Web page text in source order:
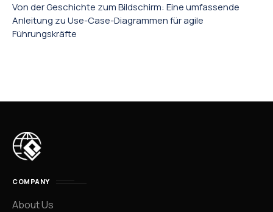
Von der Geschichte zum Bildschirm: Eine umfassende
Anleitung zu Use-Case-Diagrammen für agile
Führungskräfte
COMPANY
About Us